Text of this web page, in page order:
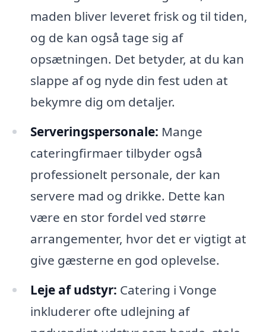
maden bliver leveret frisk og til tiden,
og de kan også tage sig af
opsætningen. Det betyder, at du kan
slappe af og nyde din fest uden at
bekymre dig om detaljer.
Serveringspersonale: Mange
cateringfirmaer tilbyder også
professionelt personale, der kan
servere mad og drikke. Dette kan
være en stor fordel ved større
arrangementer, hvor det er vigtigt at
give gæsterne en god oplevelse.
Leje af udstyr: Catering i Vonge
inkluderer ofte udlejning af